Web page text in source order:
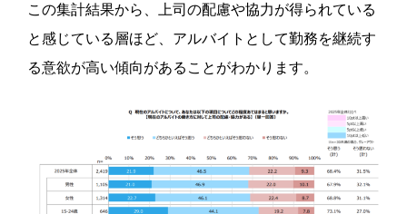
この集計結果から、上司の配慮や協力が得られている
と感じている層ほど、アルバイトとして勤務を継続す
る意欲が高い傾向があることがわかります。